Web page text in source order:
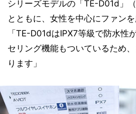
シリーズモデルの「TE-D01d」
とともに、女性を中心にファンを
「TE-D01dはIPX7等級で防水性
セリング機能もついているため
ります」